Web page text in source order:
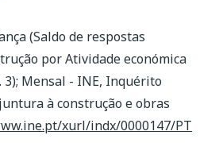
(Saldo de respostas
por Atividade económica
3); Mensal - INE, Inquérito
à construção e obras
xurl/indx/0000147/PT